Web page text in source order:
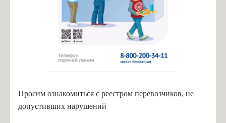
Просим ознакомиться с реестром перевозчиков, не
допустивших нарушений